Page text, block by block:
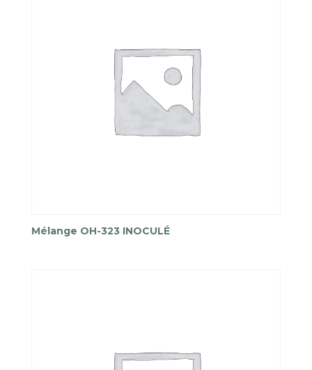
Mélange OH-323 INOCULÉ